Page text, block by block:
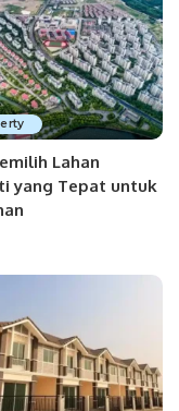
Lahan
yang Tepat untuk